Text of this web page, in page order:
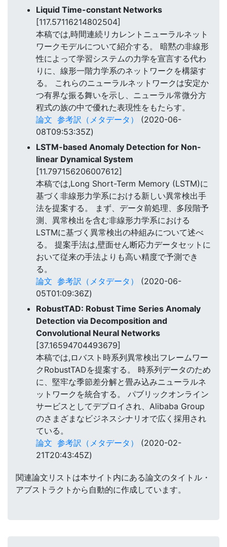
Liquid Time-constant Networks
[117.57116214802504]
本稿では,時間連続リカレントニューラルネット
ワークモデルについて紹介する。 暗黙の非線形
性によって学習システムの力学を宣言する代わ
りに、線形一階力学系のネットワークを構築す
る。 これらのニューラルネットワークは安定か
つ有界な振る舞いを示し、ニューラル常微分方
程式の族の中で優れた表現性をもたらす。
論文 参考訳（メタデータ）
(2020-06-
08T09:53:35Z)
LSTM-based Anomaly Detection for Non-
linear Dynamical System
[11.797156206007612]
本稿では,Long Short-Term Memory (LSTM)に
基づく非線形力学系における新しい異常検出手
法を提案する。 まず、データ前処理、多段階予
測、異常検出を含む非線形力学系における
LSTMに基づく異常検出の枠組みについて述べ
る。 提案手法は,壁面せん断応力データセットに
おいて従来の手法よりも高い精度で予測でき
る。
論文 参考訳（メタデータ）
(2020-06-
05T01:09:36Z)
RobustTAD: Robust Time Series Anomaly
Detection via Decomposition and
Convolutional Neural Networks
[37.16594704493679]
本稿では,ロバスト時系列異常検出フレームワー
クRobustTADを提案する。 時系列データのため
に、堅牢な季節差分解と畳み込みニューラルネ
ットワークを統合する。 パブリックオンライン
サービスとしてデプロイされ、Alibaba Group
のさまざまなビジネスシナリオで広く採用され
ている。
論文 参考訳（メタデータ）
(2020-02-
21T20:43:45Z)
関連論文リストは本サイト内にある論文のタイトル・
アブストラクトから自動的に作成しています。